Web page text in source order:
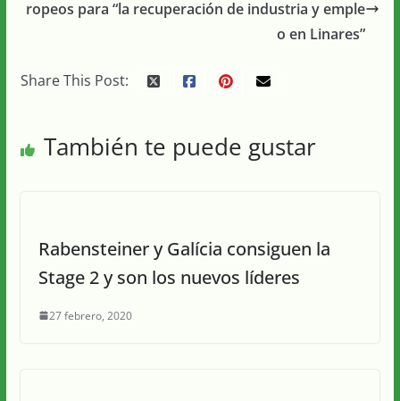
ropeos para “la recuperación de industria y emple
o en Linares”
Share This Post:
También te puede gustar
Rabensteiner y Galícia consiguen la
Stage 2 y son los nuevos líderes
27 febrero, 2020